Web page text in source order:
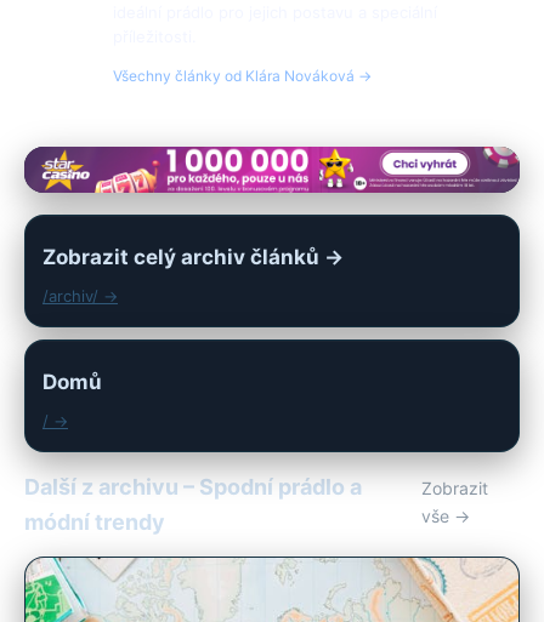
Všechny články od Klára Nováková →
Zobrazit celý archiv článků →
/archiv/ →
Domů
/ →
Další z archivu – Spodní prádlo a
módní trendy
Zobrazit
vše →